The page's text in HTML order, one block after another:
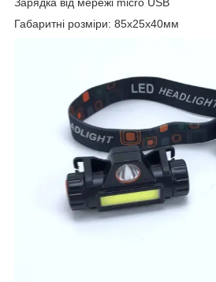
Зарядка від мережі micro USB
Габаритні розміри: 85х25х40мм